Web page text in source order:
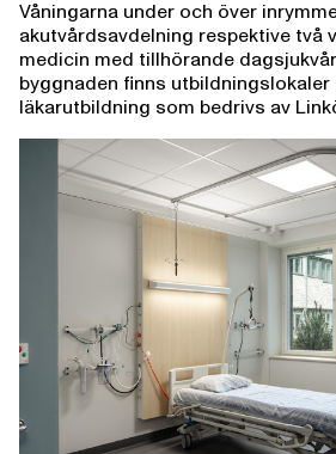
Våningarna under och över
akutvårdsavdelning respektive två
medicin med tillhörande
byggnaden finns
läkarutbildning som bedrivs av